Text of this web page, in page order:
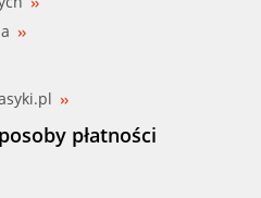
płatności